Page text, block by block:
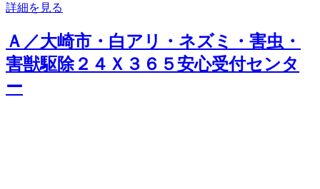
詳細を見る
Ａ／大崎市・白アリ・ネズミ・害虫・
害獣駆除２４Ｘ３６５安心受付センタ
ー